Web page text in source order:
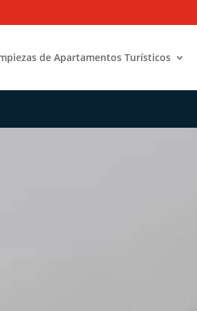
de Apartamentos Turísticos